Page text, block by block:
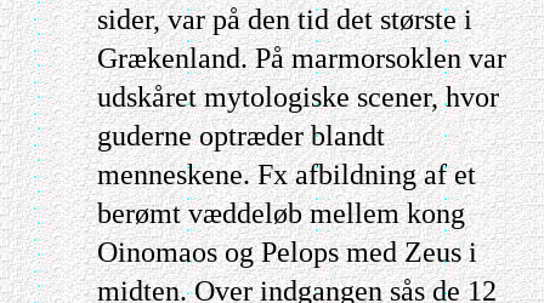
sider, var på den tid det største i
Grækenland. På marmorsoklen var
udskåret mytologiske scener, hvor
guderne optræder blandt
menneskene. Fx afbildning af et
berømt væddeløb mellem kong
Oinomaos og Pelops med Zeus i
midten. Over indgangen sås de 12